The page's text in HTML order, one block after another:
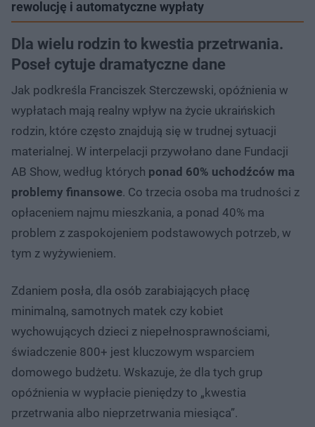
rewolucję i automatyczne wypłaty
Dla wielu rodzin to kwestia przetrwania.
Poseł cytuje dramatyczne dane
Jak podkreśla Franciszek Sterczewski, opóźnienia w
wypłatach mają realny wpływ na życie ukraińskich
rodzin, które często znajdują się w trudnej sytuacji
materialnej. W interpelacji przywołano dane Fundacji
AB Show, według których ponad 60% uchodźców ma
problemy finansowe. Co trzecia osoba ma trudności z
opłaceniem najmu mieszkania, a ponad 40% ma
problem z zaspokojeniem podstawowych potrzeb, w
tym z wyżywieniem.
Zdaniem posła, dla osób zarabiających płacę
minimalną, samotnych matek czy kobiet
wychowujących dzieci z niepełnosprawnościami,
świadczenie 800+ jest kluczowym wsparciem
domowego budżetu. Wskazuje, że dla tych grup
opóźnienia w wypłacie pieniędzy to „kwestia
przetrwania albo nieprzetrwania miesiąca”.